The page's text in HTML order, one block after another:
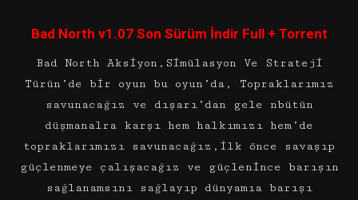
Bad North v1.07 Son Sürüm İndir Full + Torrent
Bad North Aksiyon,Simülasyon Ve Strateji
Türün’de bir oyun bu oyun’da, Topraklarımız
savunacağız ve dışarı’dan gele nbütün
düşmanalra karşı hem halkımızı hem’de
topraklarımızı savunacağız,ilk önce savaşıp
güçlenmeye çalışacağız ve güçlenince barışın
sağlanamsını sağlayıp dünyamıa barışı